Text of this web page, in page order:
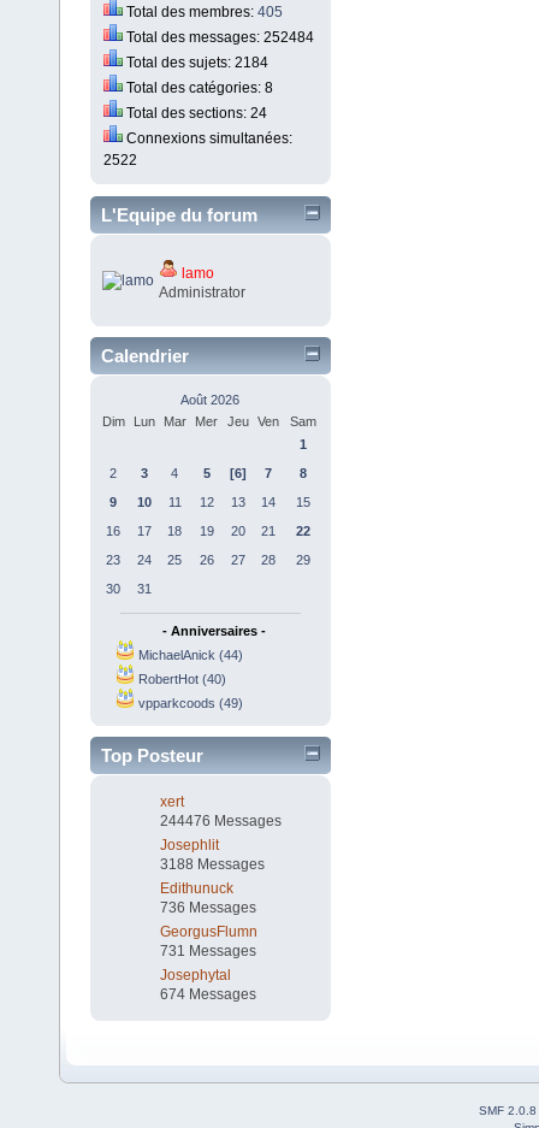
Total des membres:405
Total des messages: 252484
Total des sujets: 2184
Total des catégories: 8
Total des sections: 24
Connexions simultanées:
2522
L'Equipe du forum
lamo
Administrator
Calendrier
Août 2026
Dim
Lun Mar Mer Jeu Ven
Sam
1
2
3 4 5 [6] 7
8
9
10 11 12 13 14
15
16
17 18 19 20 21
22
23
24 25 26 27 28
29
30
31
- Anniversaires -
MichaelAnick (44)
RobertHot (40)
vpparkcoods (49)
Top Posteur
xert
244476 Messages
Josephlit
3188 Messages
Edithunuck
736 Messages
GeorgusFlumn
731 Messages
Josephytal
674 Messages
SMF 2.0.8